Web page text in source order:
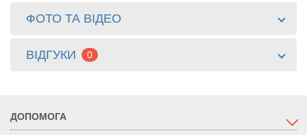
ФОТО ТА ВІДЕО
ВІДГУКИ 0
ДОПОМОГА